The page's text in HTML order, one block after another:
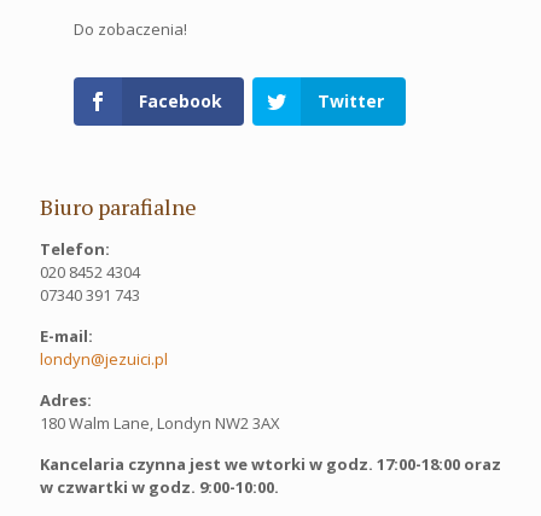
Do zobaczenia!
Facebook Twitter
Biuro parafialne
Telefon:
020 8452 4304
07340 391 743
E-mail:
londyn@jezuici.pl
Adres:
180 Walm Lane, Londyn NW2 3AX
Kancelaria czynna jest we wtorki w godz. 17:00-18:00 oraz
w czwartki w godz. 9:00-10:00.